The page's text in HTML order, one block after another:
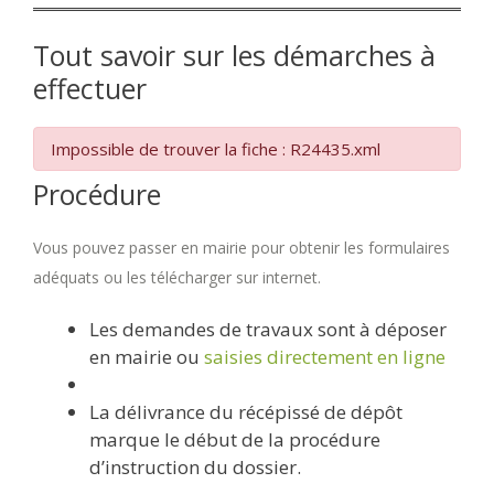
Tout savoir sur les démarches à
effectuer
Impossible de trouver la fiche : R24435.xml
Procédure
Vous pouvez passer en mairie pour obtenir les formulaires
adéquats ou les télécharger sur internet.
Les demandes de travaux sont à déposer
en mairie ou saisies directement en ligne
La délivrance du récépissé de dépôt
marque le début de la procédure
d’instruction du dossier.